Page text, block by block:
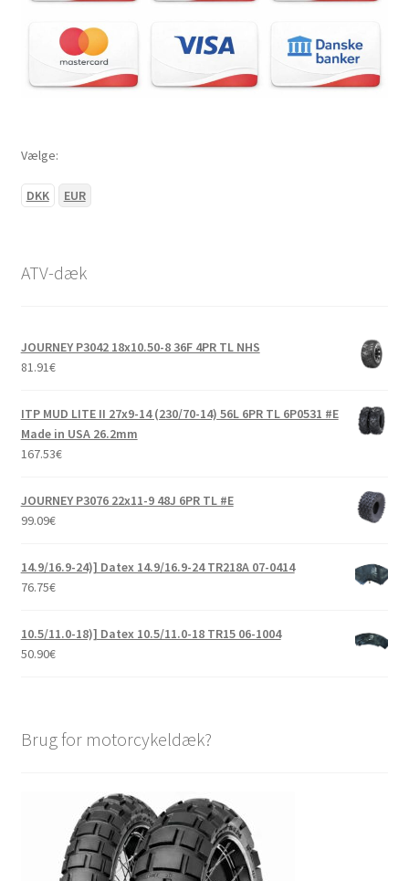
Vælge:
DKK EUR
ATV-dæk
JOURNEY P3042 18x10.50-8 36F 4PR TL NHS
81.91€
ITP MUD LITE II 27x9-14 (230/70-14) 56L 6PR TL 6P0531 #E
Made in USA 26.2mm
167.53€
JOURNEY P3076 22x11-9 48J 6PR TL #E
99.09€
14.9/16.9-24)] Datex 14.9/16.9-24 TR218A 07-0414
76.75€
10.5/11.0-18)] Datex 10.5/11.0-18 TR15 06-1004
50.90€
Brug for motorcykeldæk?